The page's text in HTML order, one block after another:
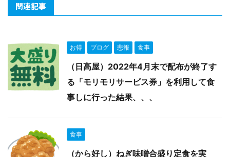
関連記事
お得 ブログ 悲報 食事
（日高屋）2022年4月末で配布が終了す
る「モリモリサービス券」を利用して食
事しに行った結果、、、
食事
（から好し）ねぎ味噌合盛り定食を実